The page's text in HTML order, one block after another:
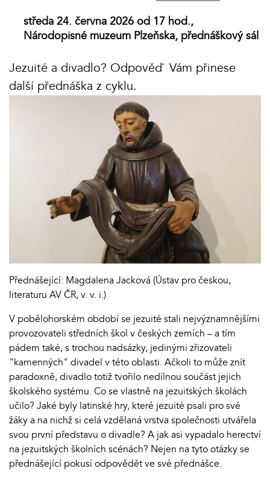
středa 24. června 2026 od 17 hod.,
Národopisné muzeum Plzeňska, přednáškový sál
Jezuité a divadlo? Odpověď Vám přinese
další přednáška z cyklu.
Přednášející: Magdalena Jacková (Ústav pro českou,
literaturu AV ČR, v. v. i.)
V pobělohorském období se jezuité stali nejvýznamnějšími
provozovateli středních škol v českých zemích – a tím
pádem také, s trochou nadsázky, jedinými zřizovateli
"kamenných" divadel v této oblasti. Ačkoli to může znít
paradoxně, divadlo totiž tvořilo nedílnou součást jejich
školského systému. Co se vlastně na jezuitských školách
učilo? Jaké byly latinské hry, které jezuité psali pro své
žáky a na nichž si celá vzdělaná vrstva společnosti utvářela
svou první představu o divadle? A jak asi vypadalo herectví
na jezuitských školních scénách? Nejen na tyto otázky se
přednášející pokusí odpovědět ve své přednášce.